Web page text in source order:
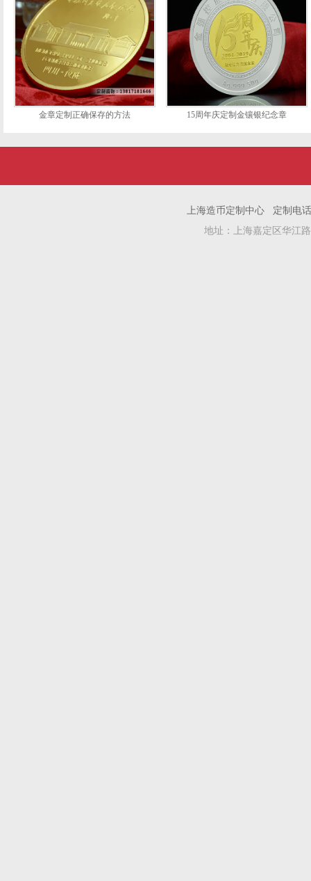
金章定制正确保存的方法 15周年庆定制金镶银纪念章
上海造币定制中心 定制电话
地址：上海嘉定区华江